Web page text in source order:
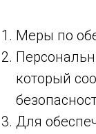
Меры по
который
Для